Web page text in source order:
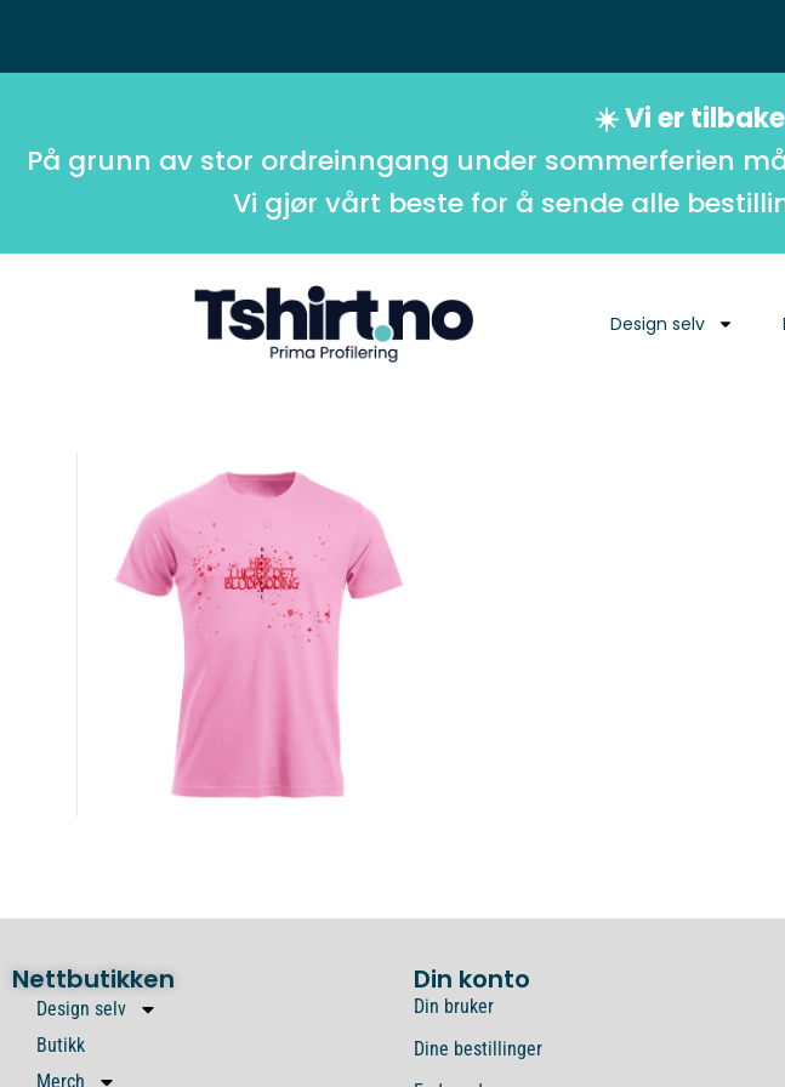
☀️ Vi er
På grunn av stor ordreinngang under sommerferien
Vi gjør vårt beste for å sende alle
Design selv
Nettbutikken Din konto
Design selv
Butikk
Merch
Din bruker
Dine bestillinger